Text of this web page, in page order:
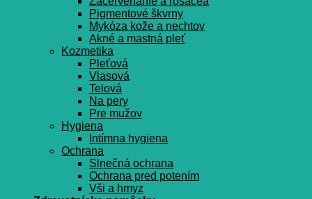
Pigmentové škvrny
Mykóza kože a nechtov
Akné a mastná pleť
Kozmetika
Pleťová
Vlasová
Telová
Na pery
Pre mužov
Hygiena
Intímna hygiena
Ochrana
Slnečná ochrana
Ochrana pred potením
Vši a hmyz